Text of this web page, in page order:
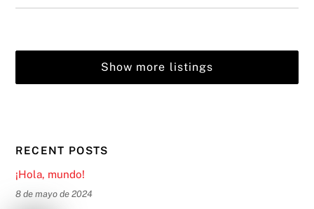
Show more listings
RECENT POSTS
¡Hola, mundo!
8 de mayo de 2024